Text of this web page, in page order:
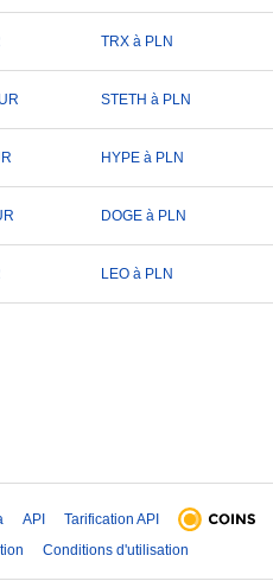
TRX à PLN
STETH à PLN
HYPE à PLN
DOGE à PLN
LEO à PLN
API Tarification API
Conditions d'utilisation